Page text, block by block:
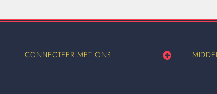
CONNECTEER MET ONS